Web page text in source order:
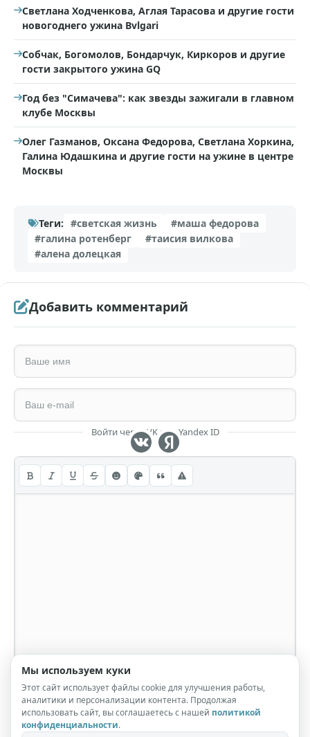
Светлана Ходченкова, Аглая Тарасова и другие гости
новогоднего ужина Bvlgari
Собчак, Богомолов, Бондарчук, Киркоров и другие
гости закрытого ужина GQ
Год без "Симачева": как звезды зажигали в главном
клубе Москвы
Олег Газманов, Оксана Федорова, Светлана Хоркина,
Галина Юдашкина и другие гости на ужине в центре
Москвы
Теги: #светская жизнь
#маша федорова
#галина ротенберг
#таисия вилкова
#алена долецкая
Добавить комментарий
Войти через VK или Yandex ID
Мы используем куки
Этот сайт использует файлы cookie для улучшения работы,
аналитики и персонализации контента. Продолжая
использовать сайт, вы соглашаетесь с нашей политикой
конфиденциальности.